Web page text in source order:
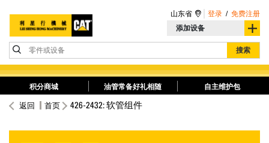
添加设备
零件或设备 搜索
山东省 登录 / 免费注册
积分商城 油管常备好礼相随 自主维护包
返回 首页 426-2432: 软管组件